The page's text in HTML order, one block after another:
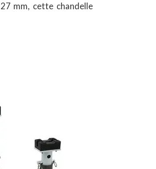
mm, cette chandelle